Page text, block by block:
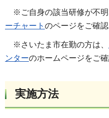
※ご自身の該当研修が不
ーチャート のページをご確認
※さいたま市在勤の方は、
ンターのホームページをご確
実施方法